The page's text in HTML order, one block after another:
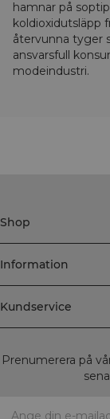
hamnar på
koldioxidutsläpp
återvunna tyger
ansvarsfull
modeindustri.
Shop
Information
Kundservice
Prenumerera på